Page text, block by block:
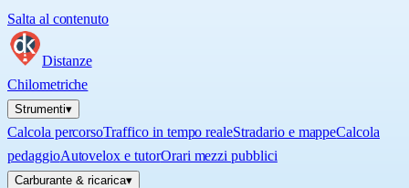
Salta al contenuto
Distanze
Chilometriche
Strumenti▾
Calcola percorsoTraffico in tempo realeStradario e mappeCalcola
pedaggioAutovelox e tutorOrari mezzi pubblici
Carburante & ricarica▾